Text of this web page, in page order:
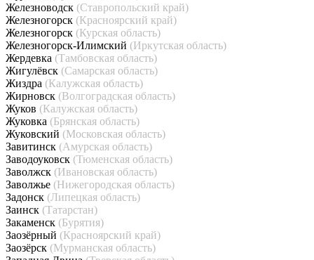
Железноводск (Ставропольский край)
Железногорск (Красноярский край)
Железногорск (Курская область)
Железногорск-Илимский (Иркутская область)
Жердевка (Тамбовская область)
Жигулёвск (Самарская область)
Жиздра (Калужская область)
Жирновск (Волгоградская область)
Жуков (Калужская область)
Жуковка (Брянская область)
Жуковский (Московская область)
Завитинск (Амурская область)
Заводоуковск (Тюменская область)
Заволжск (Ивановская область)
Заволжье (Нижегородская область)
Задонск (Липецкая область)
Заинск (Татарстан)
Закаменск (Бурятия)
Заозёрный (Красноярский край)
Заозёрск (Мурманская область)